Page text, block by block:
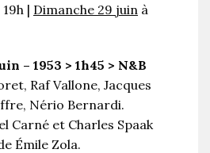
19h | Dimanche 29 juin à
– 1953 > 1h45 > N&B
Raf Vallone, Jacques
Nério Bernardi.
Carné et Charles Spaak
Émile Zola.